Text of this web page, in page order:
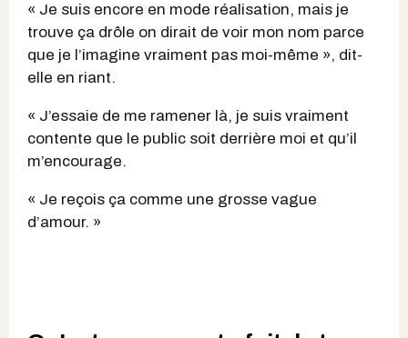
« Je suis encore en mode réalisation, mais je
trouve ça drôle on dirait de voir mon nom parce
que je l’imagine vraiment pas moi-même », dit-
elle en riant.
« J’essaie de me ramener là, je suis vraiment
contente que le public soit derrière moi et qu’il
m’encourage.
« Je reçois ça comme une grosse vague
d’amour. »